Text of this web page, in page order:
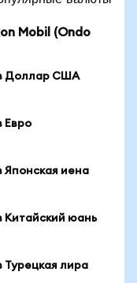
Mobil (Ondo
в Доллар США
Евро
Японская иена
Китайский юань
Турецкая лира